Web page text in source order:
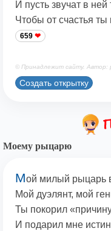
И пусть звучат в
Чтобы от счастья ты
659
© Принадлежит сайту. Автор:
Создать открытку
Моему рыцарю
Мой милый рыцарь
Мой дуэлянт, мой
Ты покорил
И подарил мне